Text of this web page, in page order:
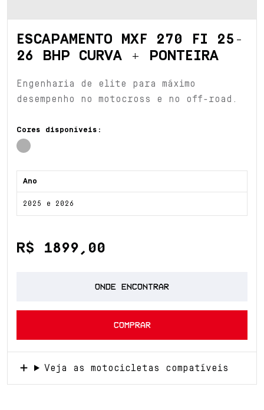
ESCAPAMENTO MXF 270 FI 25-
26 BHP CURVA + PONTEIRA
Engenharia de elite para máximo
desempenho no motocross e no off-road.
Cores disponíveis:
Ano
2025 e 2026
R$ 1899,00
ONDE ENCONTRAR
COMPRAR
Veja as motocicletas compatíveis